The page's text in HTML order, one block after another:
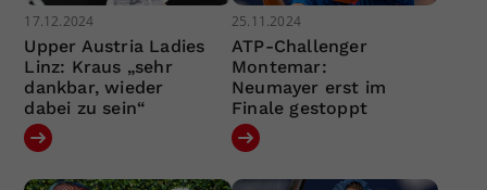
17.12.2024
Upper Austria Ladies
Linz: Kraus „sehr
dankbar, wieder
dabei zu sein“
25.11.2024
ATP-Challenger
Montemar:
Neumayer erst im
Finale gestoppt